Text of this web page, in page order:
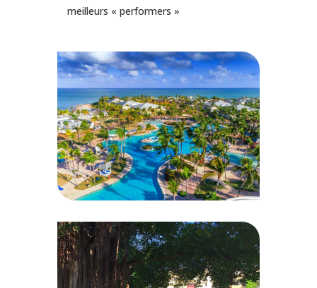
meilleurs « performers »